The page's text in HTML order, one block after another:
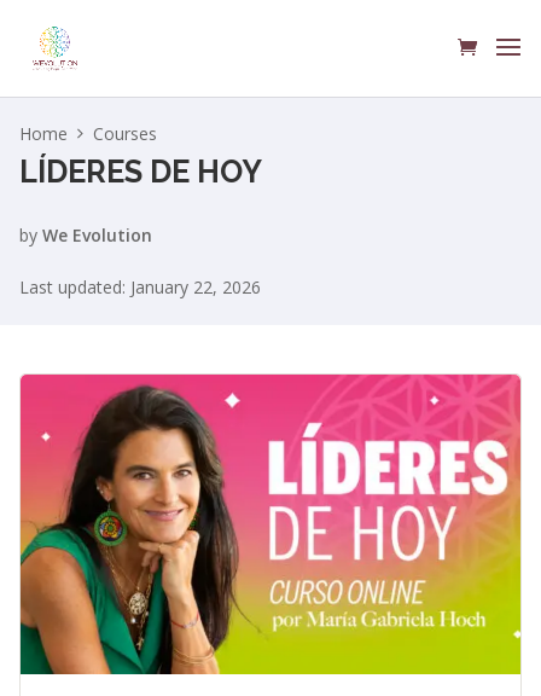
Home Courses
LÍDERES DE HOY
by We Evolution
Last updated: January 22, 2026